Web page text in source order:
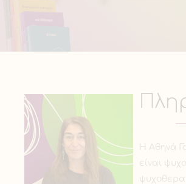
H Αθηνά
είναι